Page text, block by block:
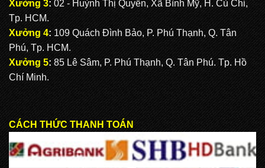
Xưởng 3: 02 - Huỳnh Thị Quyến, Xã Bình Mỹ, H. Củ Chi,
Tp. HCM.
Xưởng 4: 109 Quách Đình Bảo, P. Phú Thạnh, Q. Tân
Phú, Tp. HCM.
Xưởng 5: 85 Lê Sâm, P. Phú Thạnh, Q. Tân Phú. Tp. Hồ
Chí Minh.
CÁCH THỨC THANH TOÁN